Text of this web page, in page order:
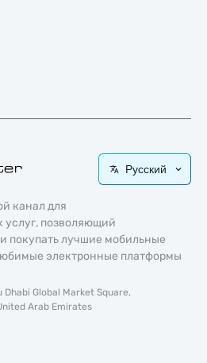
Русский
канал для
позволяющий
покупать лучшие мобильные
электронные платформы
Dhabi Global Market Square,
Arab Emirates